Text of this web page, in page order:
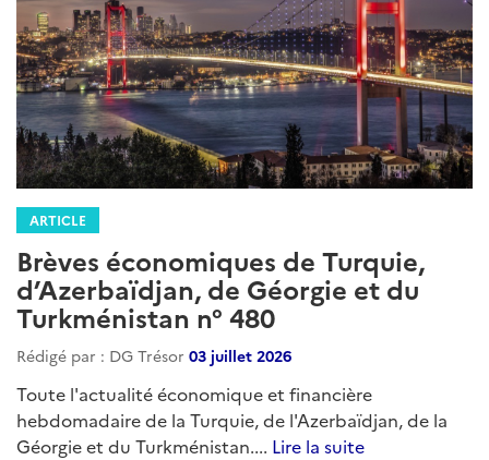
ARTICLE
Brèves économiques de Turquie,
d’Azerbaïdjan, de Géorgie et du
Turkménistan n° 480
Rédigé par : DG Trésor 03 juillet 2026
Toute l'actualité économique et financière
hebdomadaire de la Turquie, de l'Azerbaïdjan, de la
Géorgie et du Turkménistan.... Lire la suite